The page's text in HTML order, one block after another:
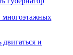
многоэтажных
и